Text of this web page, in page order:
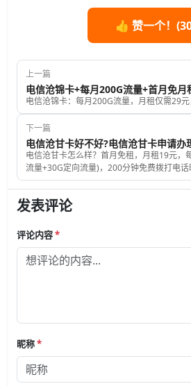
👍 赞一个！(
上一篇
电信沧锦卡：每月200G流量，月租仅需29
下一篇
电信沧甘卡好不好?电信沧甘卡申请办
电信沧甘卡怎么样？首月免租，月租19元，
流量+30G定向流量)，200分钟免费拨打电
100元话费，没有合约期，唯一的缺点就是
机，总体来说还是非常不错的卡。电信沧甘
月租为39元，收到
发表评论
评论内容*
昵称*